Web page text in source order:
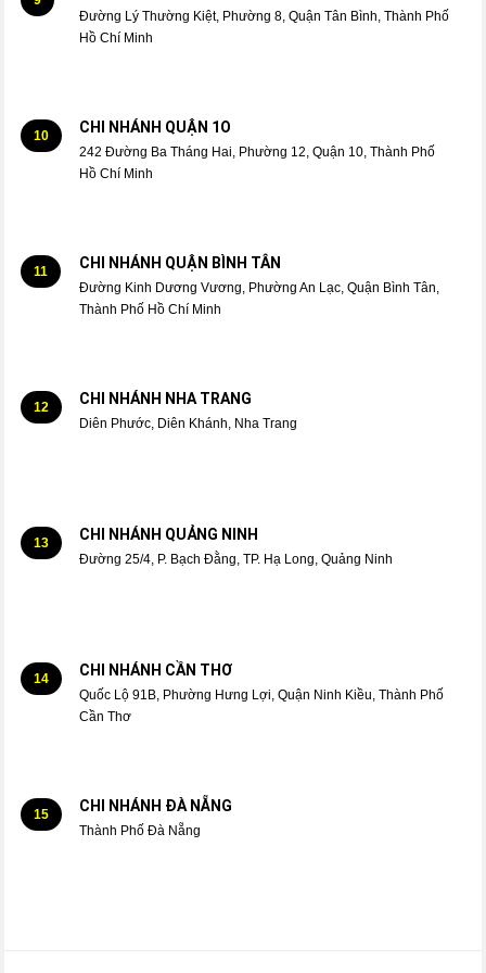
Đường Lý Thường Kiệt, Phường 8, Quận Tân Bình, Thành Phố
Hồ Chí Minh
10 CHI NHÁNH QUẬN 1O
242 Đường Ba Tháng Hai, Phường 12, Quận 10, Thành Phố
Hồ Chí Minh
11 CHI NHÁNH QUẬN BÌNH TÂN
Đường Kinh Dương Vương, Phường An Lạc, Quận Bình Tân,
Thành Phố Hồ Chí Minh
12 CHI NHÁNH NHA TRANG
Diên Phước, Diên Khánh, Nha Trang
13 CHI NHÁNH QUẢNG NINH
Đường 25/4, P. Bạch Đằng, TP. Hạ Long, Quảng Ninh
14 CHI NHÁNH CẦN THƠ
Quốc Lộ 91B, Phường Hưng Lợi, Quận Ninh Kiều, Thành Phố
Cần Thơ
15 CHI NHÁNH ĐÀ NẴNG
Thành Phố Đà Nẵng